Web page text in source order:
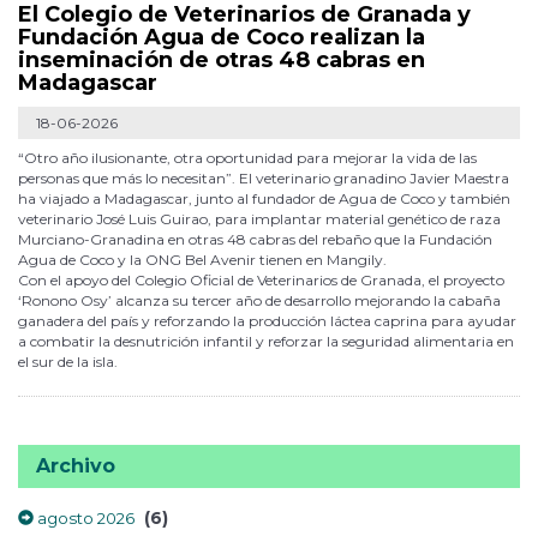
El Colegio de Veterinarios de Granada y
Fundación Agua de Coco realizan la
inseminación de otras 48 cabras en
Madagascar
18-06-2026
“Otro año ilusionante, otra oportunidad para mejorar la vida de las
personas que más lo necesitan”. El veterinario granadino Javier Maestra
ha viajado a Madagascar, junto al fundador de Agua de Coco y también
veterinario José Luis Guirao, para implantar material genético de raza
Murciano-Granadina en otras 48 cabras del rebaño que la Fundación
Agua de Coco y la ONG Bel Avenir tienen en Mangily.
Con el apoyo del Colegio Oficial de Veterinarios de Granada, el proyecto
‘Ronono Osy’ alcanza su tercer año de desarrollo mejorando la cabaña
ganadera del país y reforzando la producción láctea caprina para ayudar
a combatir la desnutrición infantil y reforzar la seguridad alimentaria en
el sur de la isla.
Archivo
agosto 2026 (6)